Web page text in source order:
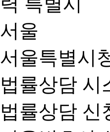
서울특별시
법률상담 시
법률상담 신